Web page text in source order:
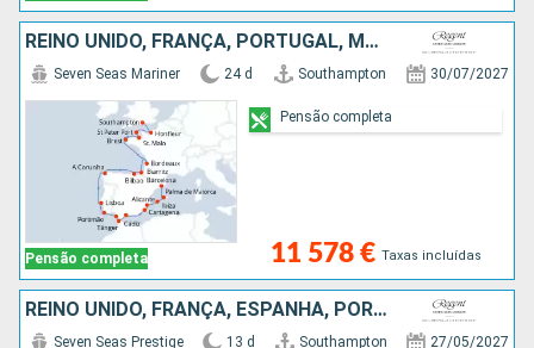
REINO UNIDO, FRANÇA, PORTUGAL, MARROCOS, ESPANHA, IBIZA, MAIORCA
Pensão completa
Seven Seas Mariner 24 d Southampton 30/07/2027
11 578 € Taxas incluídas
Pensão completa
REINO UNIDO, FRANÇA, ESPANHA, PORTUGAL
Seven Seas Prestige 13 d Southampton 27/05/2027